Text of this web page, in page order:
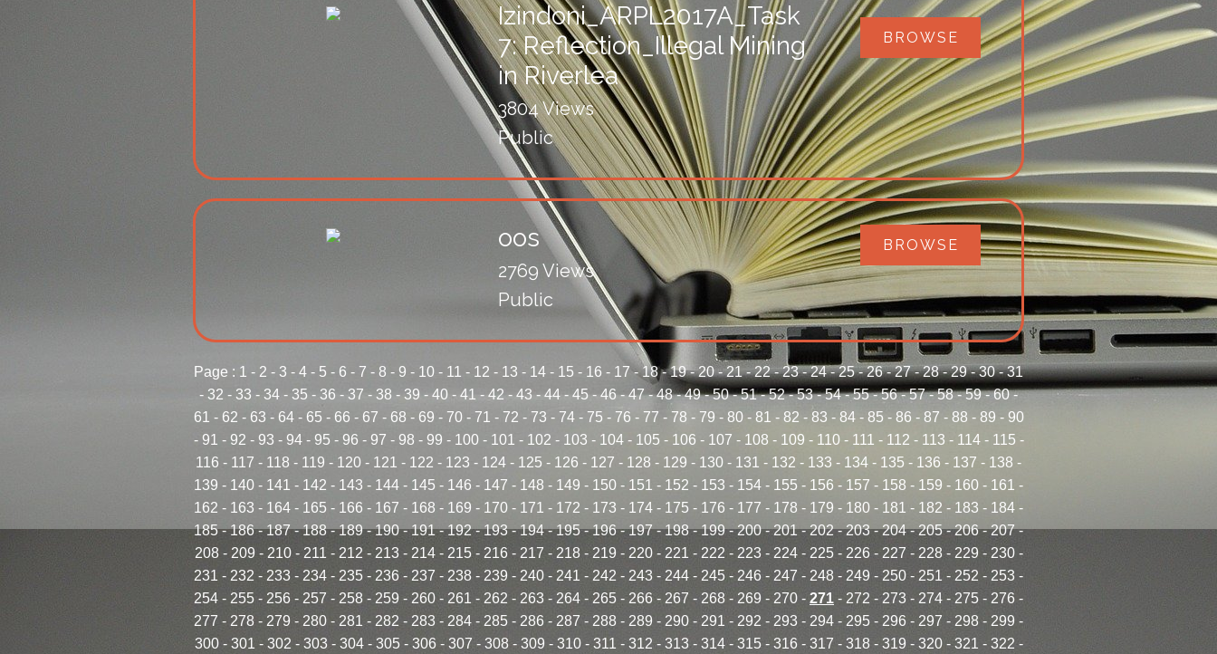
Izindoni_ARPL2017A_Task
7: Reflection_Illegal Mining
in Riverlea
3804 Views
Public
BROWSE
oos
2769 Views
Public
BROWSE
Page : 1 - 2 - 3 - 4 - 5 - 6 - 7 - 8 - 9 - 10 - 11 - 12 - 13 - 14 - 15 - 16 - 17 -18-19-20-21-22-23-24-25-26-27-28-29-30-31
- 32 - 33 - 34 - 35 - 36 - 37 - 38 - 39 - 40 - 41 - 42 - 43 - 44 - 45 - 46 -47-48-49-50-51-52-53-54-55-56-57-58-59-60-
61 - 62 - 63 - 64- 65 - 66 - 67 - 68 - 69 - 70- 71 - 72 - 73 - 74- 75 - 76 - 77 - 78 - 79 - 80- 81 - 82 - 83 - 84- 85 - 86 - 87 - 88 - 89 - 90
- 91 - 92 - 93 - 94- 95 - 96 - 97 - 98 - 99 - 100- 101 - 102 - 103 - 104- 105 - 106 - 107 - 108 - 109 - 110- 111 - 112 - 113 - 114- 115 -
116 - 117 - 118 - 119 - 120 - 121 - 122 - 123 - 124 - 125 - 126 - 127 - 128 - 129 - 130 - 131 - 132 - 133 - 134 - 135 - 136 - 137 - 138 -
139 - 140 - 141 - 142 - 143 - 144 - 145 - 146 - 147 - 148 - 149 - 150 - 151 - 152 - 153 - 154 - 155 - 156 - 157 - 158 - 159 - 160 - 161 -
162 - 163 - 164 - 165 - 166 - 167 - 168 - 169 - 170 - 171 - 172 - 173 - 174 - 175 - 176 - 177 - 178 - 179 - 180 - 181 - 182 - 183 - 184 -
185-186-187-188-189-190-191-192-193-194-195-196-197-198-199-200-201-202-203-204-205-206-207-
208- 209- 210- 211 - 212 - 213- 214- 215- 216- 217 - 218- 219 - 220- 221 - 222 - 223- 224- 225- 226- 227 - 228- 229 - 230-
231 - 232 - 233 - 234 - 235 - 236 - 237 - 238 - 239 - 240 - 241 - 242 - 243 - 244 - 245 - 246 - 247 - 248 - 249 - 250 - 251 - 252 - 253 -
254 - 255 - 256 - 257 - 258 - 259 - 260 - 261 - 262 - 263 - 264 - 265 - 266 - 267 - 268 - 269 - 270 - 271 - 272 - 273 - 274 - 275 - 276 -
277 - 278 - 279 - 280 - 281 - 282 - 283 - 284 - 285 - 286 - 287 - 288 - 289 - 290 - 291 - 292 - 293 - 294 - 295 - 296 - 297 - 298 - 299 -
300- 301 - 302 - 303- 304- 305- 306- 307 - 308- 309 - 310- 311 - 312 - 313 - 314- 315- 316- 317 - 318- 319- 320- 321 - 322 -